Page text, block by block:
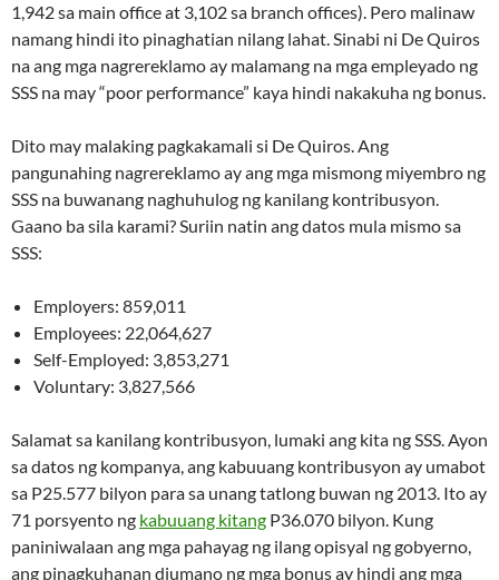
1,942 sa main office at 3,102 sa branch offices). Pero malinaw
namang hindi ito pinaghatian nilang lahat. Sinabi ni De Quiros
na ang mga nagrereklamo ay malamang na mga empleyado ng
SSS na may “poor performance” kaya hindi nakakuha ng bonus.
Dito may malaking pagkakamali si De Quiros. Ang
pangunahing nagrereklamo ay ang mga mismong miyembro ng
SSS na buwanang naghuhulog ng kanilang kontribusyon.
Gaano ba sila karami? Suriin natin ang datos mula mismo sa
SSS:
Employers: 859,011
Employees: 22,064,627
Self-Employed: 3,853,271
Voluntary: 3,827,566
Salamat sa kanilang kontribusyon, lumaki ang kita ng SSS. Ayon
sa datos ng kompanya, ang kabuuang kontribusyon ay umabot
sa P25.577 bilyon para sa unang tatlong buwan ng 2013. Ito ay
71 porsyento ng kabuuang kitang P36.070 bilyon. Kung
paniniwalaan ang mga pahayag ng ilang opisyal ng gobyerno,
ang pinagkuhanan diumano ng mga bonus ay hindi ang mga